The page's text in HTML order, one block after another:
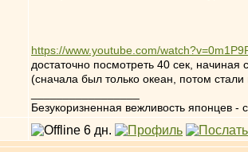
https://www.youtube.com/
достаточно посмотреть 40 сек,
(сначала был только океан, потом
Безукоризненная вежливость японцев -